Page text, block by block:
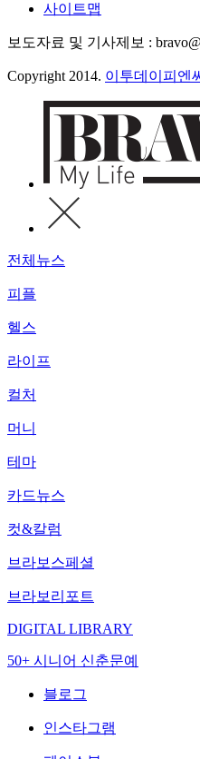
사이트맵
보도자료 및 기사제보 :
Copyright 2014. 이투데이피엔
전체뉴스
피플
헬스
라이프
컬처
머니
테마
카드뉴스
컷&칼럼
브라보스페셜
브라보리포트
DIGITAL LIBRARY
50+ 시니어 신춘문예
블로그
인스타그램